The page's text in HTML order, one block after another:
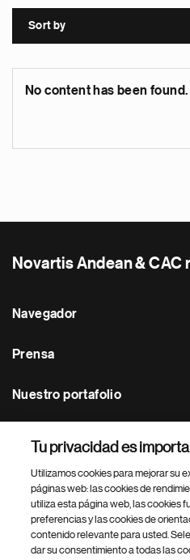
Sort by
No content has been found.
Novartis Andean & CAC
Navegador
Prensa
Nuestro portafolio
Footer Site Search
Tu privacidad es
Utilizamos cookies para mejorar su
páginas web: las cookies de
utiliza esta página web, las cookies
preferencias y las cookies de
contenido relevante para usted.
dar su consentimiento a todas las